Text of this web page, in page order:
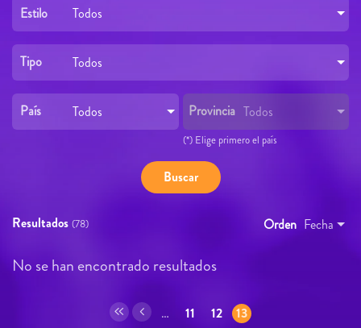
Estilo Todos
Tipo Todos
País Todos Provincia Todos
(*) Elige primero el país
Resultados (78) Orden Fecha
No se han encontrado resultados
… 11 12 13